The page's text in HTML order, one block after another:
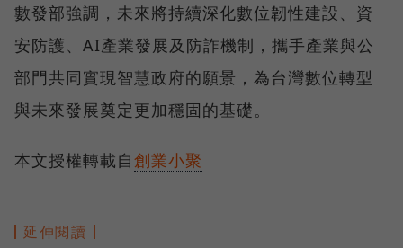
數發部強調，未來將持續深化數位韌性建設、資
安防護、AI產業發展及防詐機制，攜手產業與公
部門共同實現智慧政府的願景，為台灣數位轉型
與未來發展奠定更加穩固的基礎。
本文授權轉載自創業小聚
延伸閱讀